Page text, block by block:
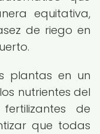
equitativa,
de riego en
plantas en un
nutrientes del
de
que todas